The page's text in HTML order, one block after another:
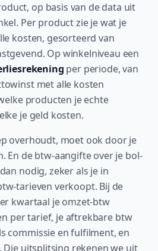
op basis van de data uit
Per product zie je wat je
kosten, gesorteerd van
Op winkelniveau een
per periode, van
met alle kosten
producten je echte
je geld kosten.
overhoudt, moet ook door je
En de btw-aangifte over je bol-
nodig, zeker als je in
tarieven verkoopt. Bij de
kwartaal je omzet-btw
per tarief, je aftrekbare btw
commissie en fulfilment, en
Die uitsplitsing rekenen we uit